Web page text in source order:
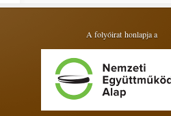
A folyóirat honlapja a